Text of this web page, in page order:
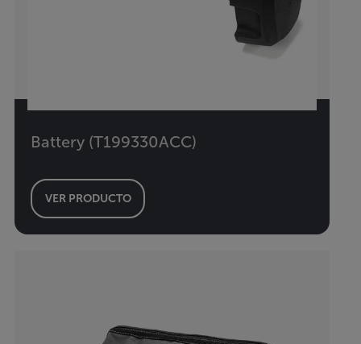
Battery (T199330ACC)
VER PRODUCTO